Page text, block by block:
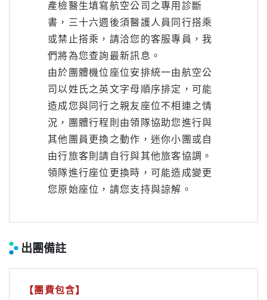
產檢醫生填寫航空公司之專用診斷
書，三十六週後須醫護人員同行搭乘
或禁止搭乘，請洽您的客服專員，我
們將為您查詢最新訊息。
由於團體機位座位安排統一由航空公
司以姓氏之英文字母順序排定，可能
造成您與同行之親友座位不相連之情
況，團體行程則由領隊協助您進行與
其他團員更換之動作，迷你小團或自
由行旅客則請自行與其他旅客協調。
領隊進行座位更換時，可能造成變更
您原始座位，請您支持與諒解。
出團備註
【團費包含】